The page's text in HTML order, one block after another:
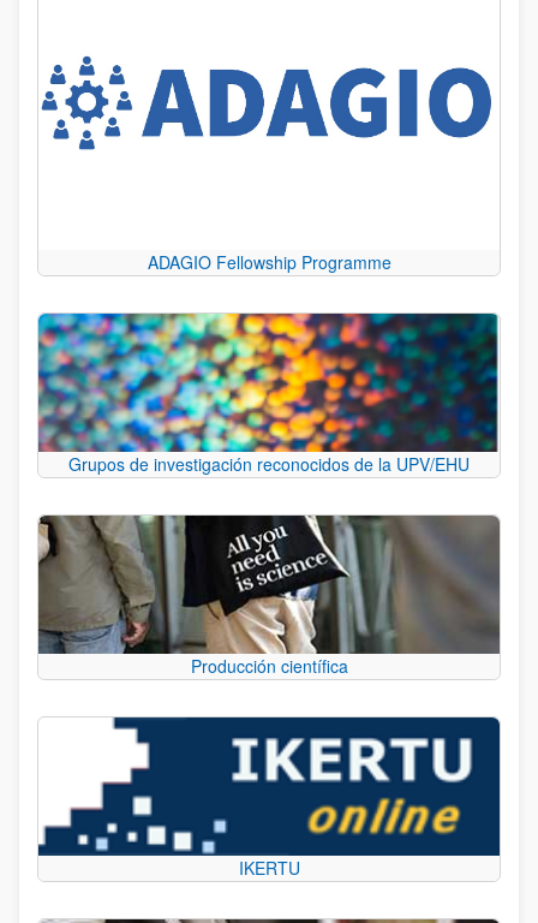
ADAGIO Fellowship Programme
Grupos de investigación reconocidos de la UPV/EHU
Producción científica
IKERTU